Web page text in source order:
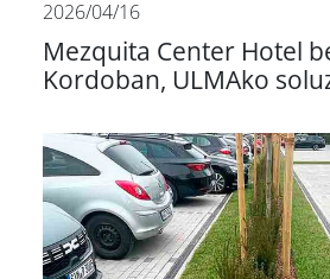
2026/04/16
Mezquita Center Hotel
Kordoban, ULMAko